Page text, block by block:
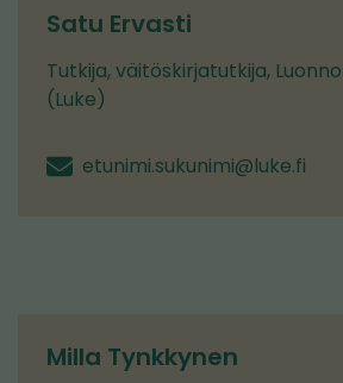
Satu Ervasti
Tutkija, väitöskirjatutkija,
(Luke)
etunimi.sukunimi@luke.fi
Milla Tynkkynen